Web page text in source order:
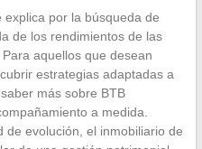
por la búsqueda de
de los rendimientos de las
aquellos que desean
estrategias adaptadas a
más sobre BTB
a medida.
de evolución, el inmobiliario de